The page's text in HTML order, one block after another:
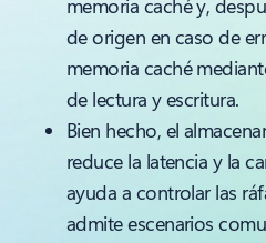
memoria caché y,
de origen en caso de
memoria caché
de lectura y escritura.
Bien hecho, el
reduce la latencia y la
ayuda a controlar las
admite escenarios